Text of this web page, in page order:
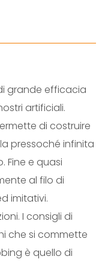
di grande efficacia
artificiali.
di costruire
pressoché infinita
Fine e quasi
al filo di
imitativi.
I consigli di
che si commette
è quello di